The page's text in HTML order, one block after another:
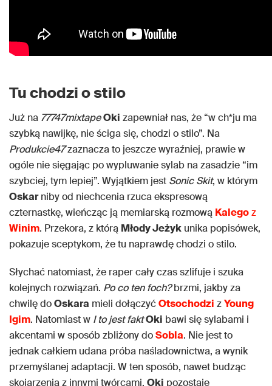
Tu chodzi o stilo
Już na 77747mixtapeOki zapewniał nas, że “w ch*ju ma
szybką nawijkę, nie ściga się, chodzi o stilo”. Na
Produkcie47zaznacza to jeszcze wyraźniej, prawie w
ogóle nie sięgając po wypluwanie sylab na zasadzie “im
szybciej, tym lepiej”. Wyjątkiem jest Sonic Skit, w którym
Oskarniby od niechcenia rzuca ekspresową
czternastkę, wieńcząc ją memiarską rozmową Kalegoz
Winim. Przekora, z którą Młody Jeżyk unika popisówek,
pokazuje sceptykom, że tu naprawdę chodzi o stilo.
Słychać natomiast, że raper cały czas szlifuje i szuka
kolejnych rozwiązań. Po co ten foch?brzmi, jakby za
chwilę doOskara mieli dołączyćOtsochodzi zYoung
Igim. Natomiast w I to jest faktOki bawi się sylabami i
akcentami w sposób zbliżony doSobla. Nie jest to
jednak całkiem udana próba naśladownictwa, a wynik
przemyślanej adaptacji. W ten sposób, nawet budząc
skojarzenia z innymi twórcami, Oki pozostaje